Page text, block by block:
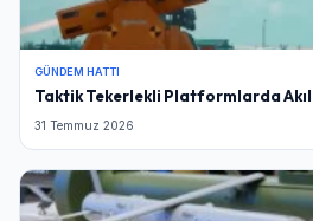
GÜNDEM HATTI
Taktik Tekerlekli Platformlarda
31 Temmuz 2026